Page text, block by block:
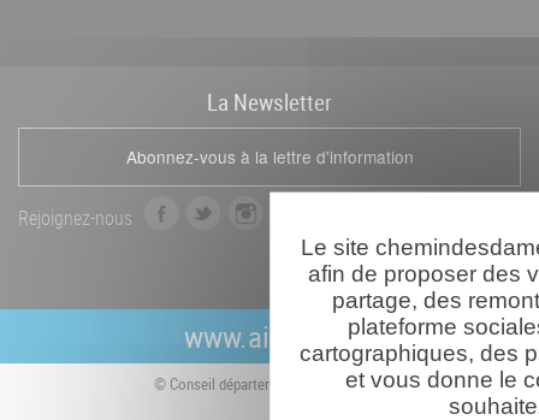
La Newsletter
Abonnez-vous à la lettre d'information
Rejoignez-nous
b
o
t
e
r
a
g
r
a
www.aisne.com
© Conseil départemental de l'Aisne
Le site
afin de proposer des
partage, des
plateforme
cartographiques, des
et vous donne le